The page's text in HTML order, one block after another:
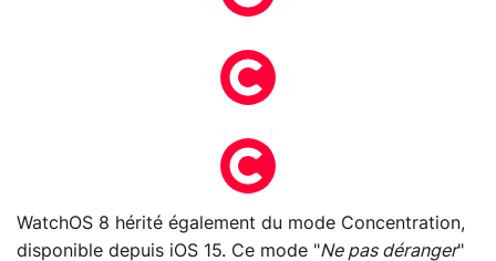
WatchOS 8 hérité également du mode Concentration,
disponible depuis iOS 15. Ce mode "Ne pas déranger"